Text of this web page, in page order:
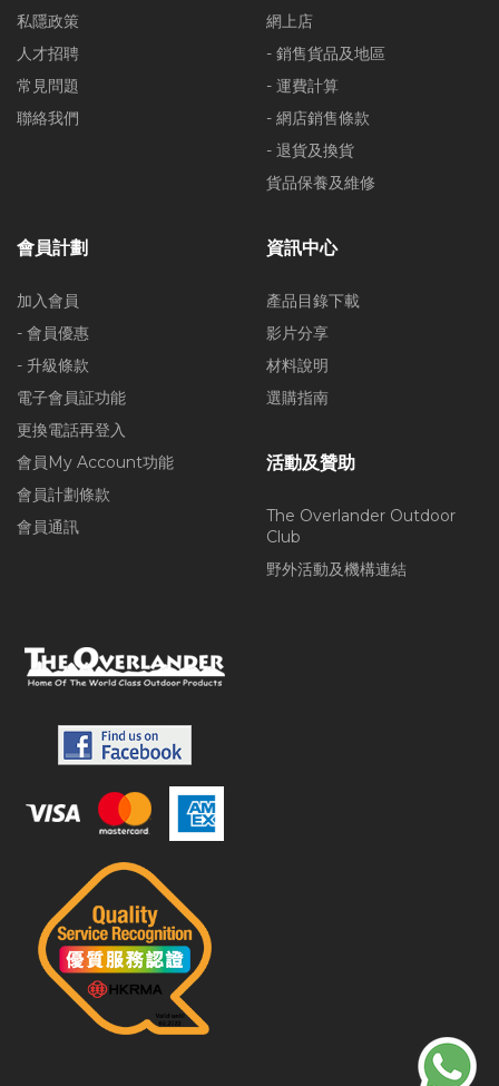
私隱政策
人才招聘
常見問題
聯絡我們
網上店
- 銷售貨品及地區
- 運費計算
- 網店銷售條款
- 退貨及換貨
貨品保養及維修
會員計劃
加入會員
- 會員優惠
- 升級條款
電子會員証功能
更換電話再登入
會員My Account功能
會員計劃條款
會員通訊
資訊中心
產品目錄下載
影片分享
材料說明
選購指南
活動及贊助
The Overlander Outdoor
Club
野外活動及機構連結